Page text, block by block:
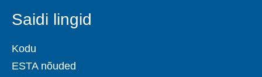
Saidi lingid
Kodu
ESTA nõuded